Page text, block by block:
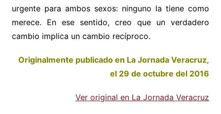
urgente para ambos sexos: ninguno la tiene como
merece. En ese sentido, creo que un verdadero
cambio implica un cambio recíproco.
Originalmente publicado en La Jornada Veracruz,
el 29 de octubre del 2016
Ver original en La Jornada Veracruz